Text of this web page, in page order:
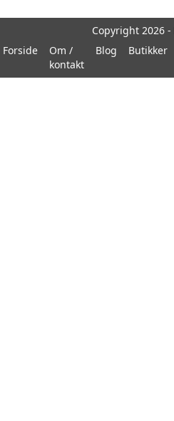
Copyright 2026 -
Forside
Om /
kontakt
Blog Butikker